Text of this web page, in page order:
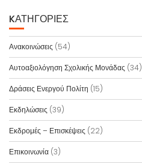
KΑΤΗΓΟΡΊΕΣ
Ανακοινώσεις (54)
Αυτοαξιολόγηση Σχολικής Μονάδας (34)
Δράσεις Ενεργού Πολίτη (15)
Εκδηλώσεις (39)
Εκδρομές – Επισκέψεις (22)
Επικοινωνία (3)